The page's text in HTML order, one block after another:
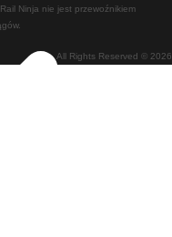
All Rights Reserved © 2026
Ninja nie jest przewoźnikiem